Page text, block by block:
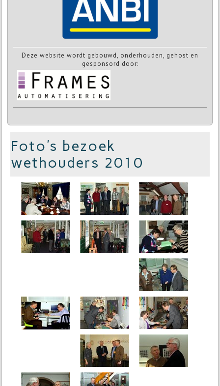
Deze website wordt gebouwd, onderhouden, gehost en
gesponsord door:
Foto's bezoek
wethouders 2010